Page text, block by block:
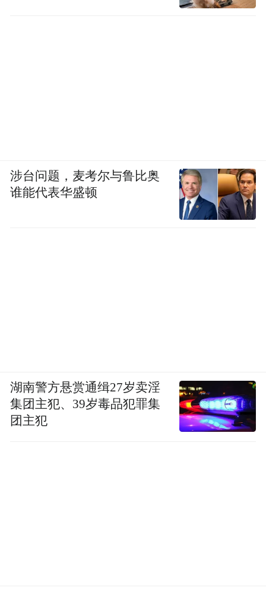
涉台问题，麦考尔与鲁比奥
谁能代表华盛顿
湖南警方悬赏通缉27岁卖淫
集团主犯、39岁毒品犯罪集
团主犯